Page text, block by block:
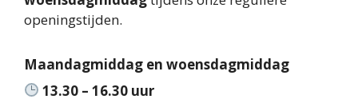
openingstijden.
Maandagmiddag en woensdagmiddag
13.30 – 16.30 uur